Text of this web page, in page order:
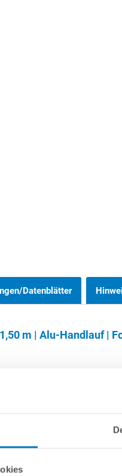
Datenblätter
m | Alu-Handlauf |
1,20 m und 1,35 m
Bitte beachten Sie,
von der Poolgröße
verwendet werden, das